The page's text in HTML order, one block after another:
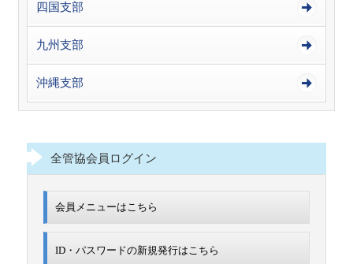
四国支部
九州支部
沖縄支部
全管協会員ログイン
会員メニューはこちら
ID・パスワードの新規発行はこちら